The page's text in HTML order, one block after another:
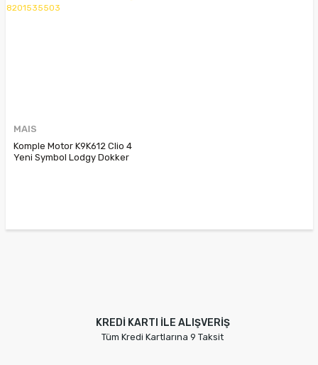
MAIS
Komple Motor K9K612 Clio 4
Yeni Symbol Lodgy Dokker
KREDİ KARTI İLE ALIŞVERİŞ
Tüm Kredi Kartlarına 9 Taksit